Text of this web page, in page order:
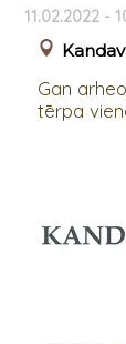
11.02.2022 -
Gan
tērpa